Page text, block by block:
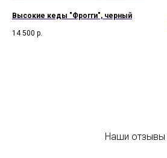
Высокие кеды "Фрогги", черный
14 500 р.
Наши отзывы